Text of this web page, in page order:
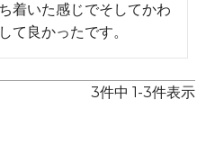
着いた感じでそしてかわ
て良かったです。
3件中 1-3件表示